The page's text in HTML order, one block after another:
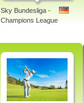
Sky Bundesliga -
Champions League